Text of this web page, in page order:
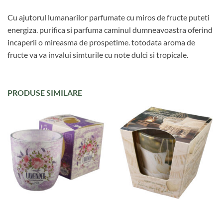
Cu ajutorul lumanarilor parfumate cu miros de fructe puteti
energiza. purifica si parfuma caminul dumneavoastra oferind
incaperii o mireasma de prospetime. totodata aroma de
fructe va va invalui simturile cu note dulci si tropicale.
PRODUSE SIMILARE